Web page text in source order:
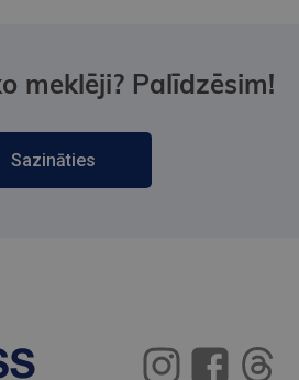
meklēji? Palīdzēsim!
Sazināties